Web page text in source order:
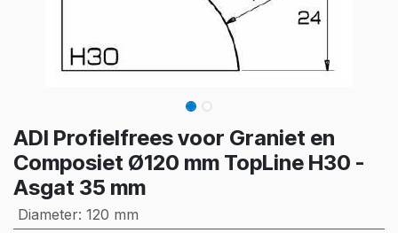
ADI Profielfrees voor Graniet en
Composiet Ø120 mm TopLine H30 -
Asgat 35 mm
Diameter: 120 mm